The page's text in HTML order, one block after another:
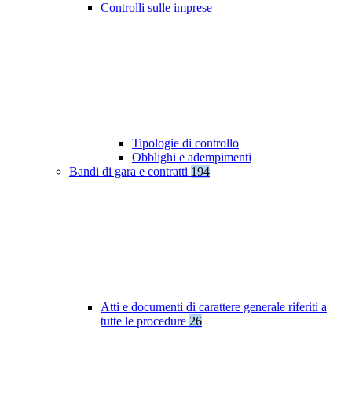
Controlli sulle imprese
Tipologie di controllo
Obblighi e adempimenti
Bandi di gara e contratti 194
Atti e documenti di carattere generale riferiti a
tutte le procedure 26